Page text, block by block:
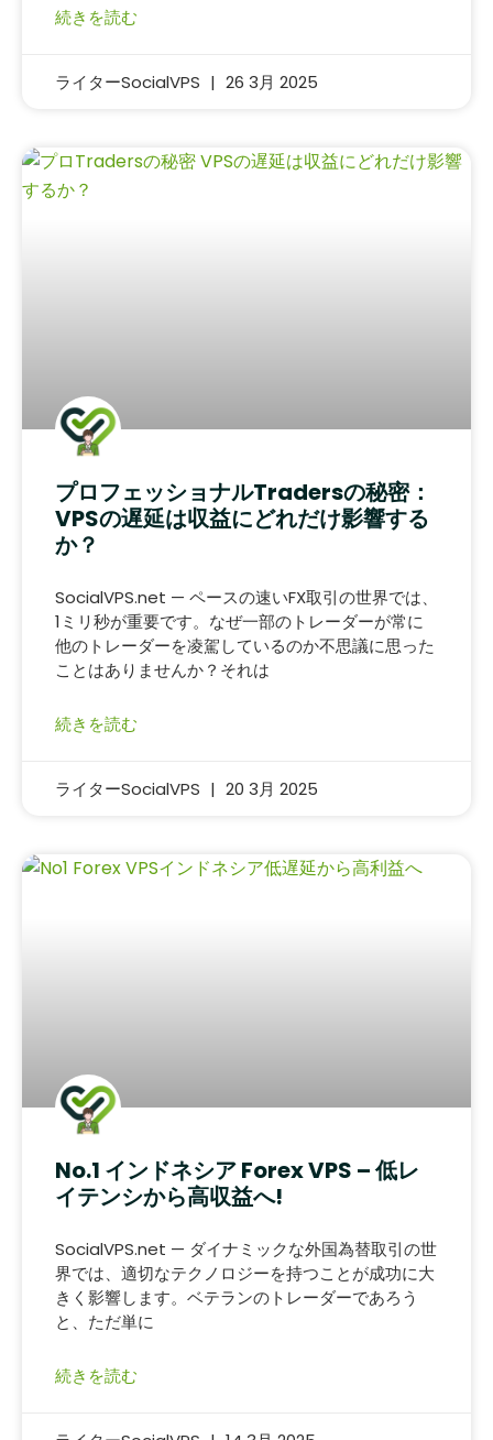
続きを読む
ライターSocialVPS 26 3月 2025
プロフェッショナルTradersの秘密：
VPSの遅延は収益にどれだけ影響する
か？
SocialVPS.net — ペースの速いFX取引の世界では、
1ミリ秒が重要です。なぜ一部のトレーダーが常に
他のトレーダーを凌駕しているのか不思議に思った
ことはありませんか？それは
続きを読む
ライターSocialVPS 20 3月 2025
No.1 インドネシア Forex VPS – 低レ
イテンシから高収益へ!
SocialVPS.net — ダイナミックな外国為替取引の世
界では、適切なテクノロジーを持つことが成功に大
きく影響します。ベテランのトレーダーであろう
と、ただ単に
続きを読む